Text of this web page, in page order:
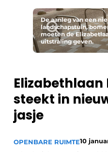
Home
Meest gelezen
Nieuwsbrief
Privacy / Cookie
Vacature aanmelden
Vacatures
De aanleg van een
landschapstuin,
moeten de
uitstraling geven.
steekt in
jasje
OPENBARE RUIMTE10